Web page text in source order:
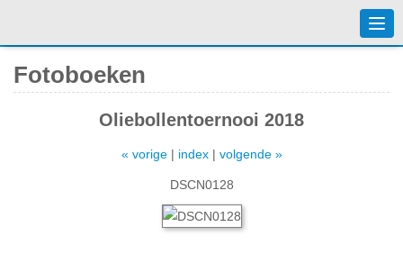
Fotoboeken
Oliebollentoernooi 2018
« vorige| index| volgende »
DSCN0128